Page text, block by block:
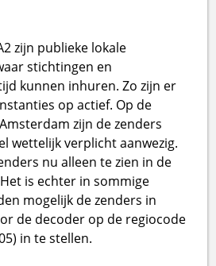
zijn publieke lokale
stichtingen en
kunnen inhuren. Zo zijn er
op actief. Op de
zijn de zenders
wettelijk verplicht aanwezig.
nu alleen te zien in de
is echter in sommige
mogelijk de zenders in
de decoder op de regiocode
in te stellen.